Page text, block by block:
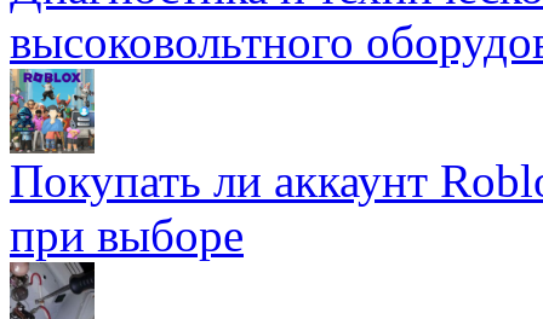
высоковольтного
Покупать ли аккаунт
при выборе